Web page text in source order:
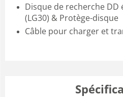
Disque de recherche DD
(LG30) & Protège-disque
Câble pour charger et